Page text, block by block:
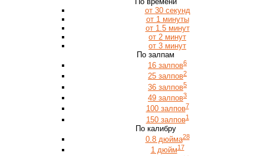
от 30 секунд
от 1 минуты
от 1.5 минут
от 2 минут
от 3 минут
По залпам
16 залпов6
25 залпов2
36 залпов5
49 залпов3
100 залпов7
150 залпов1
По калибру
0.8 дюйма28
1 дюйм17